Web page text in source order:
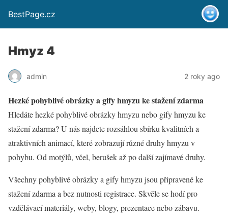
BestPage.cz
Hmyz 4
admin 2 roky ago
Hezké pohyblivé obrázky a gify hmyzu ke stažení zdarma
Hledáte hezké pohyblivé obrázky hmyzu nebo gify hmyzu ke
stažení zdarma? U nás najdete rozsáhlou sbírku kvalitních a
atraktivních animací, které zobrazují různé druhy hmyzu v
pohybu. Od motýlů, včel, berušek až po další zajímavé druhy.
Všechny pohyblivé obrázky a gify hmyzu jsou připravené ke
stažení zdarma a bez nutnosti registrace. Skvěle se hodí pro
vzdělávací materiály, weby, blogy, prezentace nebo zábavu.